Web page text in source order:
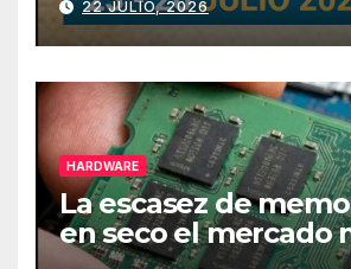
22 JULIO, 2026
HARDWARE
La escasez de
en seco el mercado